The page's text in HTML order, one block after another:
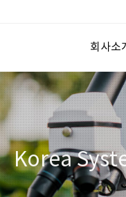
회사소
Korea